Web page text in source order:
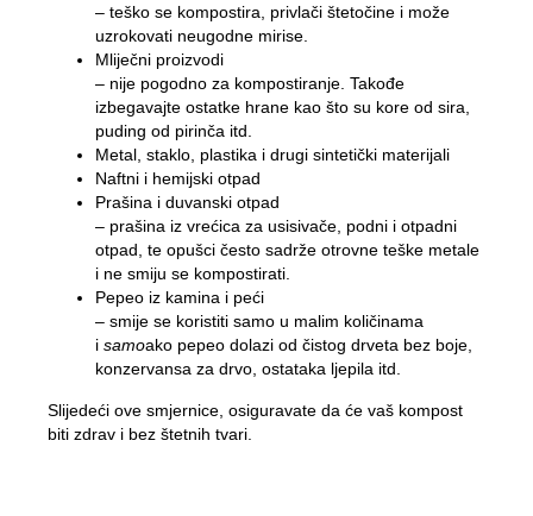
Rušenje i renoviranje
Radno vrijeme
Tarife za otpad (privatno)
Link na BRK zemljišne propise
AT navođenje
Propisi o otpadu
Samoposluživanje
– teško se kompostira, privlači štetočine i može
uzrokovati neugodne mirise.
Mliječni proizvodi
– nije pogodno za kompostiranje. Takođe
izbegavajte ostatke hrane kao što su kore od sira,
puding od pirinča itd.
Metal, staklo, plastika i drugi sintetički materijali
Naftni i hemijski otpad
Prašina i duvanski otpad
– prašina iz vrećica za usisivače, podni i otpadni
otpad, te opušci često sadrže otrovne teške metale
i ne smiju se kompostirati.
Pepeo iz kamina i peći
– smije se koristiti samo u malim količinama
i samoako pepeo dolazi od čistog drveta bez boje,
konzervansa za drvo, ostataka ljepila itd.
Slijedeći ove smjernice, osiguravate da će vaš kompost
biti zdrav i bez štetnih tvari.